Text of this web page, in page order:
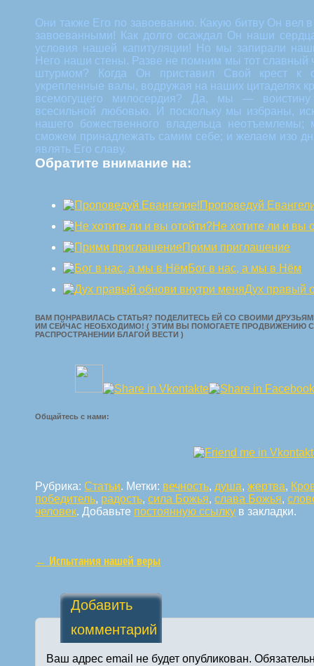
Они также Его по завоеванию. Какую битву Он вел
завоеванными! Как долго осаждал Он наши
условия нашей капитуляции! Но мы запирали
Него наши стены. Разве не помним мы тот славный
штурмом? Когда Он приставил Свой крест к
укрепленные валы, водружая на наших цитаделях
всемогущего милосердия? Да, мы — воистину
всесильной любовью. И поскольку мы избраны,
нашего божественного владельца
сможем принадлежать самим себе; и желаем изо
являть Его славу.
Обратите внимание на:
Проповедуй
Не хотите ли и вы
Прими приглашение
Бог в нас, а мы в Нём
Дух правый
ВАМ ПОНРАВИЛАСЬ СТАТЬЯ? ПОДЕЛИТЕСЬ ЕЙ СО СВОИМИ
ИМ СЕЙЧАС НЕОБХОДИМО! ( ЭТИМ ВЫ ПОМОГАЕТЕ ПРОДВИЖЕНИЮ
РАСПРОСТРАНЕНИИ БЛАГОЙ ВЕСТИ )
Общайтесь с нами:
Рубрика:Статьи. Метки: вечность,душа,жертва,
победитель, радость,сила Божья,слава Божья,
человек. Добавьте постоянную ссылку в закладки.
Навигация по статьям
← Испытания нашей веры
Добавить
комментарий
Ваш адрес email не будет опубликован.